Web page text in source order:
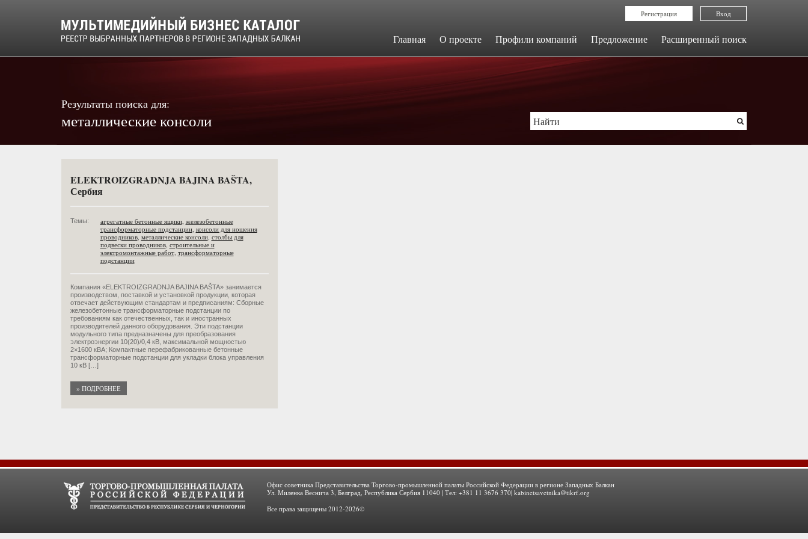
Регистрация Вход
Главная ​О проекте Профили компаний Предложение Расширенный поиск
Результаты поиска для:
металлические консоли
ELEKTROIZGRADNJA BAJINA BAŠTA,
Сербия
Темы: агрегатные бетонные ящики, железобетонные
трансформаторные подстанции, консоли для ношения
проводников, металлические консоли, столбы для
подвески проводников, строительные и
электромонтажные работ, трансформаторные
подстанции
Компания «ELEKTROIZGRADNJA BAJINA BAŠTA» занимается
производством, поставкой и установкой продукции, которая
отвечает действующим стандартам и предписаниям: Сборные
железобетонные трансформаторные подстанции по
требованиям как отечественных, так и иностранных
производителей данного оборудования. Эти подстанции
модульного типа предназначены для преобразования
электроэнергии 10(20)/0,4 кВ, максимальной мощностью
2×1600 кВА; Компактные перефабрикованные бетонные
трансформаторные подстанции для укладки блока управления
10 кВ […]
» ПОДРОБНЕЕ
Офис советника Представительства Торгово-промышленной палаты Российской Федерации в регионе Западных Балкан
Ул. Миленка Веснича 3, Белград, Республика Сербия 11040 | Тел: +381 11 3676 370| kabinetsavetnika@tikrf.org
Все права защищены 2012-2026©